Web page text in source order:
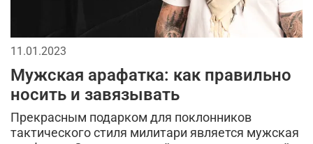
материал arcteryx
хлопок
двусторонняя одежда весенние образы
джинсовые куртки шарф свитшот
11.01.2023
Мужская арафатка: как правильно
носить и завязывать
Прекрасным подарком для поклонников
тактического стиля милитари является мужская